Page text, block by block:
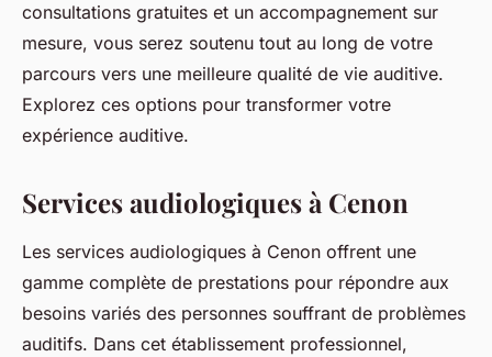
consultations gratuites et un accompagnement sur
mesure, vous serez soutenu tout au long de votre
parcours vers une meilleure qualité de vie auditive.
Explorez ces options pour transformer votre
expérience auditive.
Services audiologiques à Cenon
Les services audiologiques à Cenon offrent une
gamme complète de prestations pour répondre aux
besoins variés des personnes souffrant de problèmes
auditifs. Dans cet établissement professionnel,